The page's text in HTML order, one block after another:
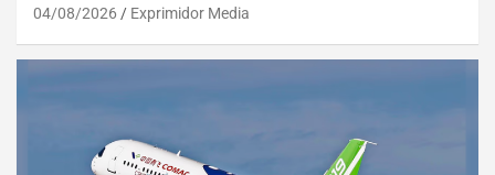
04/08/2026 Exprimidor Media